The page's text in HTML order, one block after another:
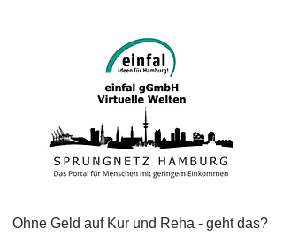
Ohne Geld auf Kur und Reha - geht das?